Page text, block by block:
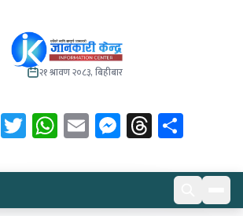
२१ श्रावण २०८३, बिहीबार
Facebook
Twitter
WhatsApp
EmailMessenger
Threads